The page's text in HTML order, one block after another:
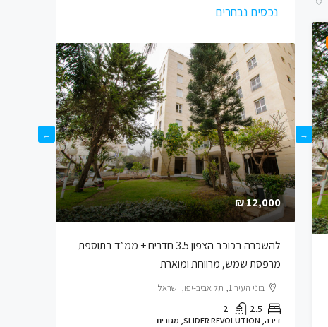
נכסים נבחרים
12,000 ₪
להשכרה בכוכב הצפון 3.5 חדרים + ממ”ד בתוספת
מרפסת שמש, מרווחת ומוארת
בוני העיר 1, תל אביב-יפו, ישראל
2.5
2
דירה, SLIDER REVOLUTION, מגורים